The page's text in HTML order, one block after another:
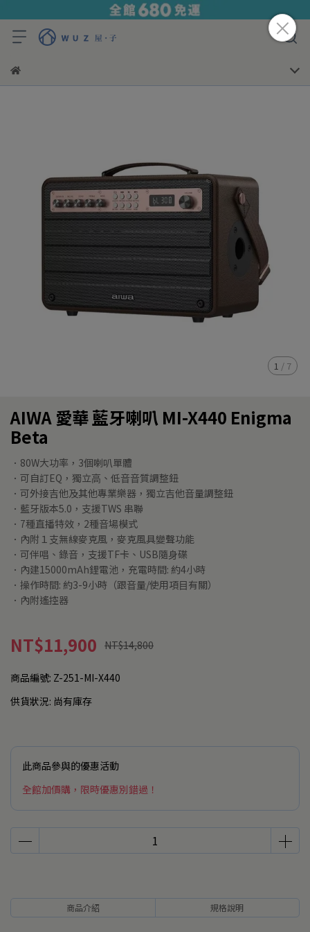
1 / 7
AIWA 愛華 藍牙喇叭 MI-X440 Enigma
Beta
．80W⼤功率，3個喇叭單體
．可⾃訂EQ，獨立⾼、低⾳⾳質調整鈕
．可外接吉他及其他專業樂器，獨立吉他⾳量調整鈕
．藍牙版本5.0，⽀援TWS 串聯
．7種直播特效，2種⾳場模式
．內附１⽀無線麥克風，麥克風具變聲功能
．可伴唱、錄⾳，⽀援TF卡、USB隨⾝碟
．內建15000mAh鋰電池，充電時間: 約4⼩時
．操作時間: 約3-9⼩時（跟⾳量/使⽤項⽬有關）
．內附遙控器
NT$11,900 NT$14,800
商品編號: Z-251-MI-X440
供貨狀況: 尚有庫存
此商品參與的優惠活動
全館加價購，限時優惠別錯過！
商品介紹 規格說明